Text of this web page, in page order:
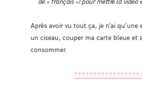
Après avoir vu tout ça, je n’ai qu’une
un ciseau, couper ma carte bleue et
consommer.
♥♥♥♥♥♥♥♥♥♥♥♥♥♥♥